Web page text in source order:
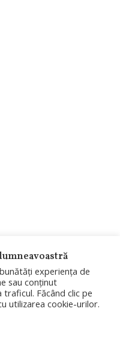
experiența de
sau conținut
Făcând clic pe
utilizarea cookie-urilor.